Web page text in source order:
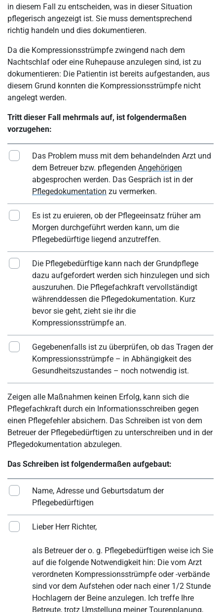
in diesem Fall zu entscheiden, was in dieser Situation
pflegerisch angezeigt ist. Sie muss dementsprechend
richtig handeln und dies dokumentieren.
Da die Kompressionsstrümpfe zwingend nach dem
Nachtschlaf oder eine Ruhepause anzulegen sind, ist zu
dokumentieren: Die Patientin ist bereits aufgestanden, aus
diesem Grund konnten die Kompressionsstrümpfe nicht
angelegt werden.
Tritt dieser Fall mehrmals auf, ist folgendermaßen
vorzugehen:
Das Problem muss mit dem behandelnden Arzt und
dem Betreuer bzw. pflegenden Angehörigen
abgesprochen werden. Das Gespräch ist in der
Pflegedokumentation zu vermerken.
Es ist zu eruieren, ob der Pflegeeinsatz früher am
Morgen durchgeführt werden kann, um die
Pflegebedürftige liegend anzutreffen.
Die Pflegebedürftige kann nach der Grundpflege
dazu aufgefordert werden sich hinzulegen und sich
auszuruhen. Die Pflegefachkraft vervollständigt
währenddessen die Pflegedokumentation. Kurz
bevor sie geht, zieht sie ihr die
Kompressionsstrümpfe an.
Gegebenenfalls ist zu überprüfen, ob das Tragen der
Kompressionsstrümpfe – in Abhängigkeit des
Gesundheitszustandes – noch notwendig ist.
Zeigen alle Maßnahmen keinen Erfolg, kann sich die
Pflegefachkraft durch ein Informationsschreiben gegen
einen Pflegefehler absichern. Das Schreiben ist von dem
Betreuer der Pflegebedürftigen zu unterschreiben und in der
Pflegedokumentation abzulegen.
Das Schreiben ist folgendermaßen aufgebaut:
Name, Adresse und Geburtsdatum der
Pflegebedürftigen
Lieber Herr Richter,
als Betreuer der o. g. Pflegebedürftigen weise ich Sie
auf die folgende Notwendigkeit hin: Die vom Arzt
verordneten Kompressionsstrümpfe oder -verbände
sind vor dem Aufstehen oder nach einer 1/2 Stunde
Hochlagern der Beine anzulegen. Ich treffe Ihre
Betreute, trotz Umstellung meiner Tourenplanung,